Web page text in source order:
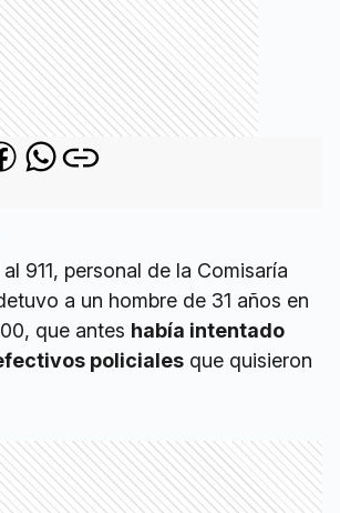
911, personal de la Comisaría
a un hombre de 31 años en
que antes había intentado
policiales que quisieron